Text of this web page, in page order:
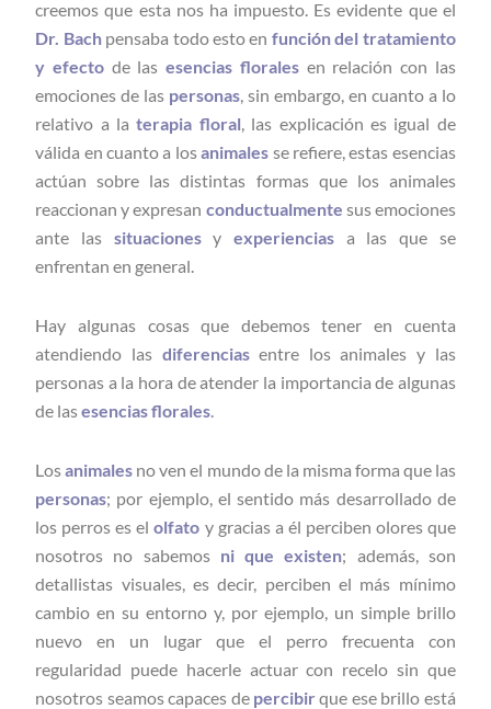
creemos que esta nos ha impuesto. Es evidente que el
Dr. Bachpensaba todo esto en función del tratamiento
y efectode las esencias floralesen relación con las
emociones de las personas , sin embargo, en cuanto a lo
relativo a laterapia floral , las explicación es igual de
válida en cuanto a losanimales se refiere, estas esencias
actúan sobre las distintas formas que los animales
reaccionan y expresan conductualmente sus emociones
ante las situacionesyexperiencias a las que se
enfrentan en general.
Hay algunas cosas que debemos tener en cuenta
atendiendo las diferenciasentre los animales y las
personas a la hora de atender la importancia de algunas
de lasesencias florales
Losanimales no ven el mundo de la misma forma que las
personas; por ejemplo, el sentido más desarrollado de
los perros es elolfato y gracias a él perciben olores que
nosotros no sabemos ni que existen; además, son
detallistas visuales, es decir, perciben el más mínimo
cambio en su entorno y, por ejemplo, un simple brillo
nuevo en un lugar que el perro frecuenta con
regularidad puede hacerle actuar con recelo sin que
nosotros seamos capaces de percibirque ese brillo está